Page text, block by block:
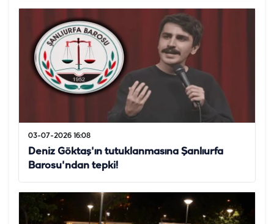
03-07-2026 16:08
Deniz Göktaş'ın tutuklanmasına Şanlıurfa
Barosu'ndan tepki!